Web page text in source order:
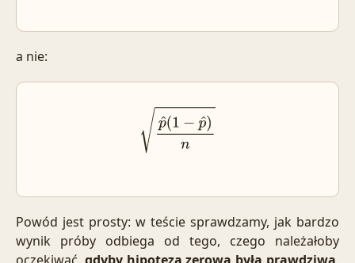
a nie:
p ^(1− )n
Powód jest prosty: w teście sprawdzamy, jak bardzo
wynik próby odbiega od tego, czego należałoby